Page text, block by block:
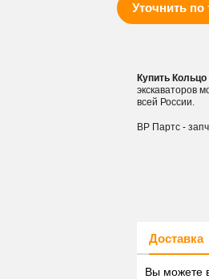
Уточнить по
Купить
экскаваторов
всей России.
ВР Партс -
Доставка
Вы можете